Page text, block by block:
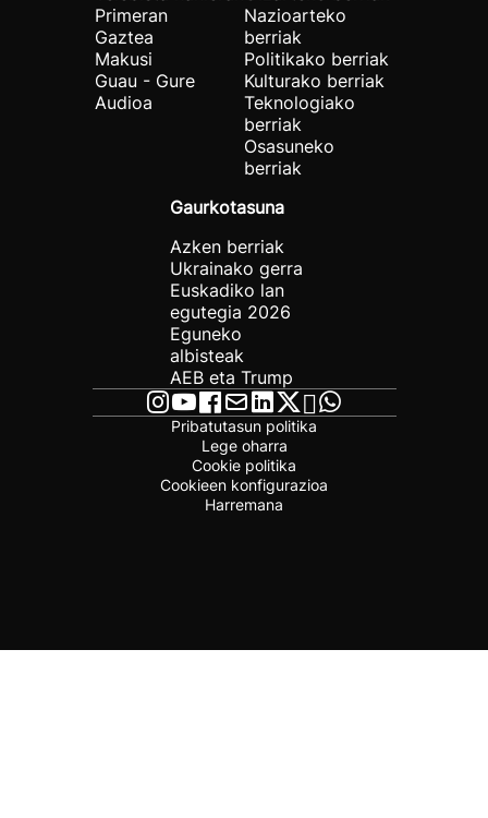
Primeran
Gaztea
Makusi
Guau - Gure
Audioa
Nazioarteko
berriak
Politikako berriak
Kulturako berriak
Teknologiako
berriak
Osasuneko
berriak
Gaurkotasuna
Azken berriak
Ukrainako gerra
Euskadiko lan
egutegia 2026
Eguneko
albisteak
AEB eta Trump
Pribatutasun politika
Lege oharra
Cookie politika
Cookieen konfigurazioa
Harremana